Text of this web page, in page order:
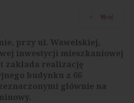
Wróć
przy ul. Wawelskiej,
inwestycji mieszkaniowej
zakłada realizację
budynku z 66
głównie na